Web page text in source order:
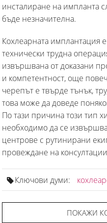
инсталиране на импланта
бъде незначителна.
Кохлеарната имплантация
технически трудна
извършвана от доказани
и компетентност, още
черепът е твърде тънък,
това може да доведе
По тази причина този тип
необходимо да се
центрове с рутинирани
провеждане на
Ключови думи:
ПОКАЖИ